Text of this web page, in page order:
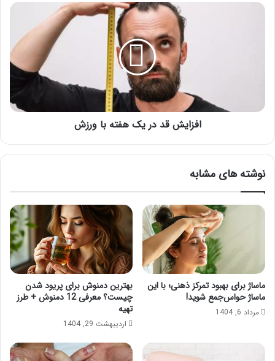
افزایش
افزایش قد در یک هفته با ورزش
نوشته های مشابه
ماساژ برای بهبود تمرکز ذهنی؛ با این
ماساژ حواس‌جمع شوید!
مرداد 6, 1404
بهترین دمنوش برای پریود شدن
چیست؟ معرفی 12 دمنوش + طرز
تهیه
اردیبهشت 29, 1404